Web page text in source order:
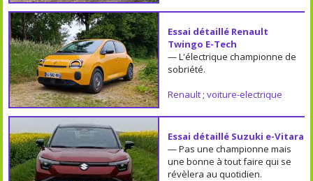
Essai détaillé Renault
Twingo E-Tech
— L'électrique championne de
sobriété.
Renault; voiture-electrique
Essai détaillé Suzuki e-Vitara
— Pas une championne mais
une bonne à tout faire qui se
révèlera au quotidien.